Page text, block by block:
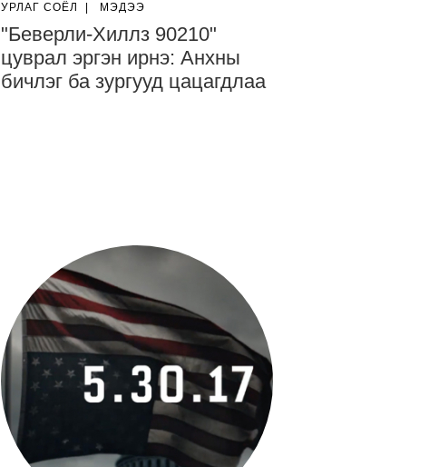
УРЛАГ СОЁЛ МЭДЭЭ
"Беверли-Хиллз 90210"
цуврал эргэн ирнэ: Анхны
бичлэг ба зургууд цацагдлаа